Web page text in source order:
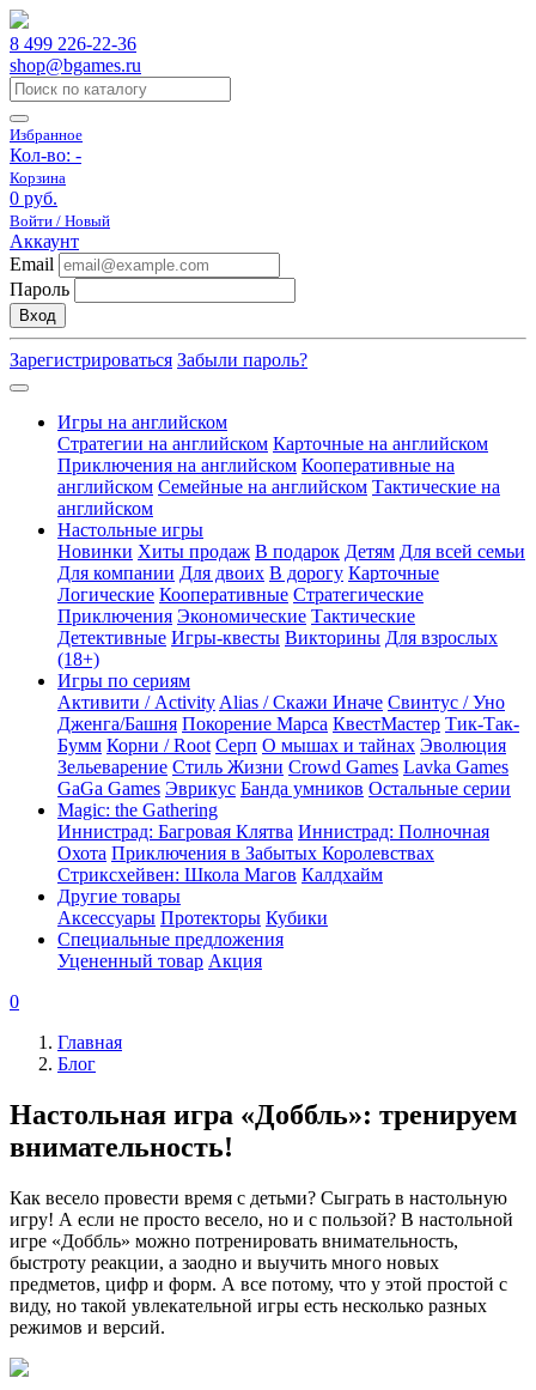
8 499 226-22-36
shop@bgames.ru
Избранное
Кол-во: -
Корзина
0 руб.
Войти / Новый
Аккаунт
Email
Пароль
Вход
Зарегистрироваться Забыли пароль?
Игры на английском
Стратегии на английском Карточные на английском
Приключения на английском Кооперативные на
английском Семейные на английском Тактические на
английском
Настольные игры
Новинки Хиты продаж В подарок Детям Для всей семьи
Для компании Для двоих В дорогу Карточные
Логические Кооперативные Стратегические
Приключения Экономические Тактические
Детективные Игры-квесты Викторины Для взрослых
(18+)
Игры по сериям
Активити / Activity Alias / Скажи Иначе Свинтус / Уно
Дженга/Башня Покорение Марса КвестМастер Тик-Так-
Бумм Корни / Root Серп О мышах и тайнах Эволюция
Зельеварение Стиль Жизни Crowd Games Lavka Games
GaGa Games Эврикус Банда умников Остальные серии
Magic: the Gathering
Иннистрад: Багровая Клятва Иннистрад: Полночная
Охота Приключения в Забытых Королевствах
Стриксхейвен: Школа Магов Калдхайм
Другие товары
Аксессуары Протекторы Кубики
Специальные предложения
Уцененный товар Акция
0
Главная
Блог
Настольная игра «Доббль»: тренируем
внимательность!
Как весело провести время с детьми? Сыграть в настольную
игру! А если не просто весело, но и с пользой? В настольной
игре «Доббль» можно потренировать внимательность,
быстроту реакции, а заодно и выучить много новых
предметов, цифр и форм. А все потому, что у этой простой с
виду, но такой увлекательной игры есть несколько разных
режимов и версий.